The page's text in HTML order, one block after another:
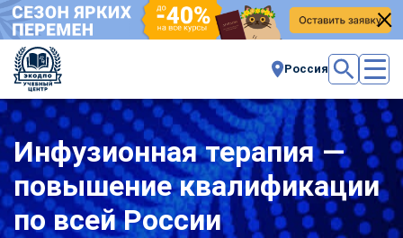
Россия
Инфузионная терапия —
повышение квалификации
по всей России